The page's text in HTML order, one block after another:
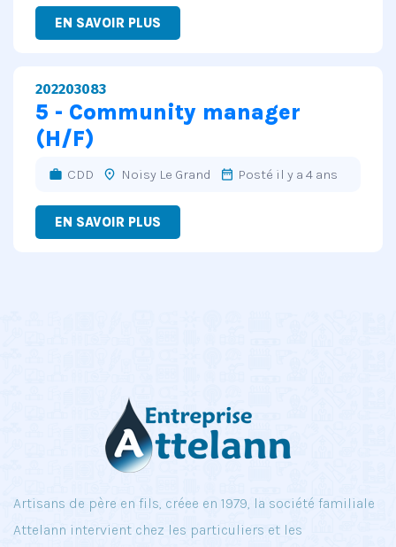
EN SAVOIR PLUS
202203083
5 - Community manager
(H/F)
work CDD place Noisy Le Grand date_range Posté il y a 4 ans
EN SAVOIR PLUS
Artisans de père en fils, créee en 1979, la société familiale
Attelann intervient chez les particuliers et les